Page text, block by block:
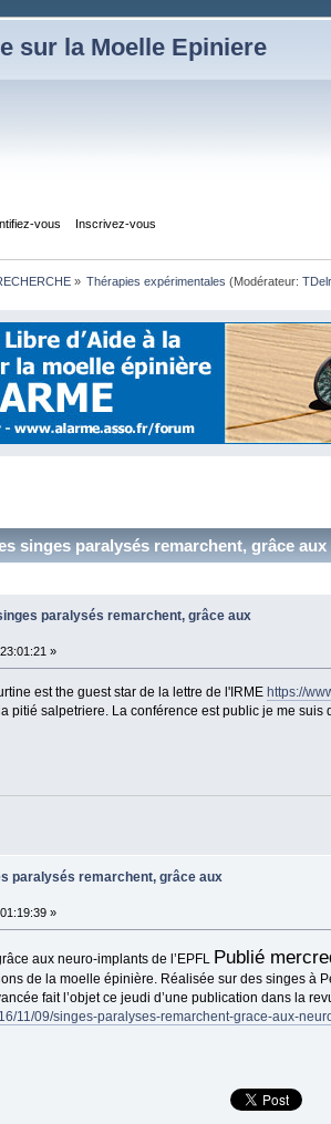
sur la Moelle Epiniere
vous Inscrivez-vous
» Thérapies expérimentales (Modérateur:
singes paralysés remarchent, grâce
paralysés remarchent, grâce aux
»
est the guest star de la lettre de l'IRME https://
pitié salpetriere. La conférence est public je me suis
paralysés remarchent, grâce aux
»
aux neuro-implants de l’EPFL Publié
de la moelle épinière. Réalisée sur des singes à
fait l’objet ce jeudi d’une publication dans la
11/09/singes-paralyses-remarchent-grace-aux-